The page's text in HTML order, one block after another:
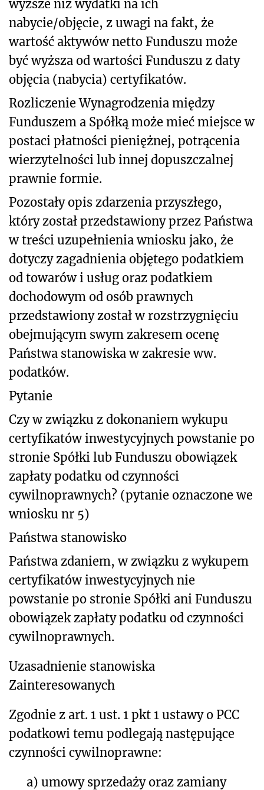
wyższe niż wydatki na ich
nabycie/objęcie, z uwagi na fakt, że
wartość aktywów netto Funduszu może
być wyższa od wartości Funduszu z daty
objęcia (nabycia) certyfikatów.
Rozliczenie Wynagrodzenia między
Funduszem a Spółką może mieć miejsce w
postaci płatności pieniężnej, potrącenia
wierzytelności lub innej dopuszczalnej
prawnie formie.
Pozostały opis zdarzenia przyszłego,
który został przedstawiony przez Państwa
w treści uzupełnienia wniosku jako, że
dotyczy zagadnienia objętego podatkiem
od towarów i usług oraz podatkiem
dochodowym od osób prawnych
przedstawiony został w rozstrzygnięciu
obejmującym swym zakresem ocenę
Państwa stanowiska w zakresie ww.
podatków.
Pytanie
Czy w związku z dokonaniem wykupu
certyfikatów inwestycyjnych powstanie po
stronie Spółki lub Funduszu obowiązek
zapłaty podatku od czynności
cywilnoprawnych? (pytanie oznaczone we
wniosku nr 5)
Państwa stanowisko
Państwa zdaniem, w związku z wykupem
certyfikatów inwestycyjnych nie
powstanie po stronie Spółki ani Funduszu
obowiązek zapłaty podatku od czynności
cywilnoprawnych.
Uzasadnienie stanowiska
Zainteresowanych
Zgodnie z art. 1 ust. 1 pkt 1 ustawy o PCC
podatkowi temu podlegają następujące
czynności cywilnoprawne:
a) umowy sprzedaży oraz zamiany